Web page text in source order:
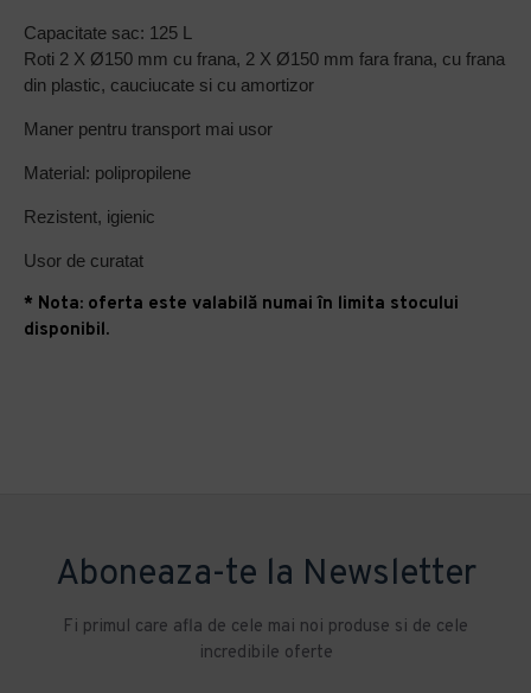
Capacitate sac: 125 L
Roti 2 X Ø150 mm cu frana, 2 X Ø150 mm fara frana, cu frana
din plastic, cauciucate si cu amortizor
Maner pentru transport mai usor
Material: polipropilene
Rezistent, igienic
Usor de curatat
* Nota: oferta este valabilă numai în limita stocului
disponibil.
Aboneaza-te la Newsletter
Fi primul care afla de cele mai noi produse si de cele
incredibile oferte